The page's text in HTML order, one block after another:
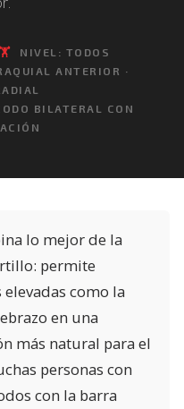
🏋️
NIVEL: TODOS
ANTERIOR ·
BILATERAL CON
lo mejor de la
permite
como la
en una
más natural para el
personas con
con la barra